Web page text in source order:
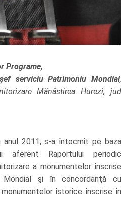
Programe,
serviciu Patrimoniu Mondial,
Mănăstirea Hurezi, jud
anul 2011, s-a întocmit pe baza
aferent Raportului periodic
a monumentelor înscrise
Mondial şi în concordanţă cu
istorice înscrise în